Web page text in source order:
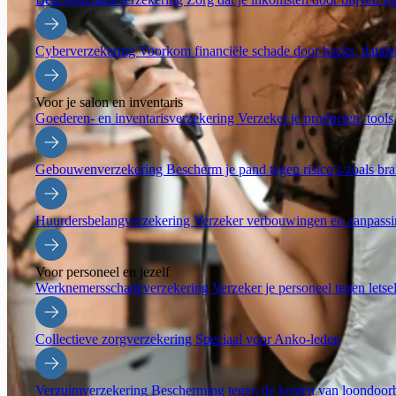
CyberverzekeringVoorkom financiële schade door hacks,
Voor je salon en inventaris
Goederen- en inventarisverzekering Verzeker je producten,
GebouwenverzekeringBescherm je pand tegen risico’s zoals
HuurdersbelangverzekeringVerzeker verbouwingen en
Voor personeel en jezelf
Werknemersschadeverzekering Verzeker je personeel tegen
Collectieve zorgverzekering Speciaal voor Anko-leden
VerzuimverzekeringBescherming tegen de kosten van